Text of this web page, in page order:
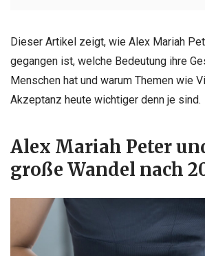
Dieser Artikel zeigt, wie Alex Mariah
gegangen ist, welche Bedeutung ihre
Menschen hat und warum Themen wie
Akzeptanz heute wichtiger denn je sind.
Alex Mariah Peter
große Wandel nach